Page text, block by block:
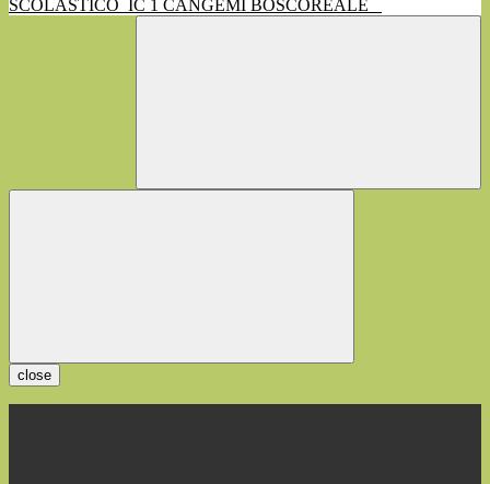
SCOLASTICO IC 1 CANGEMI BOSCOREALE
close